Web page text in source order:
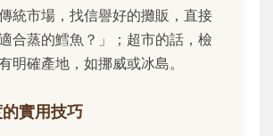
統市場，找信譽好的攤販，直接
合蒸的鱈魚？」；超市的話，檢
明確產地，如挪威或冰島。
實用技巧